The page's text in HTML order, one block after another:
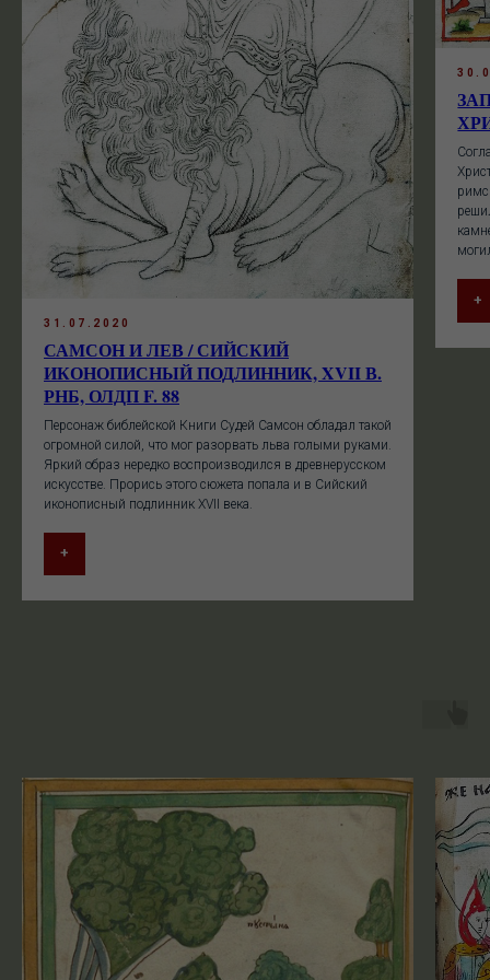
31.07.2020
САМСОН И ЛЕВ / СИЙСКИЙ
ИКОНОПИСНЫЙ ПОДЛИННИК, XVII В.
РНБ, ОЛДП F. 88
Персонаж библейской Книги Судей Самсон обладал такой
огромной силой, что мог разорвать льва голыми руками.
Яркий образ нередко воспроизводился в древнерусском
искусстве. Прорись этого сюжета попала и в Сийский
иконописный подлинник XVII века.
+
+